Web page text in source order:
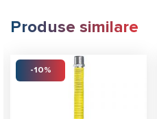
Produse similare
-10%